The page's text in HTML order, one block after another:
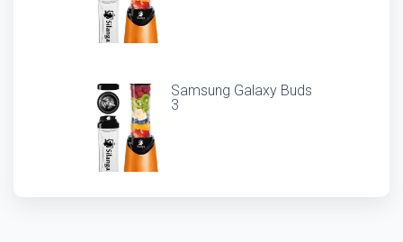
Samsung Galaxy Buds
3